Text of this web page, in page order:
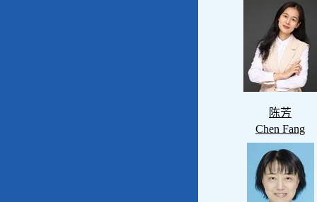
陈芳
Chen Fang